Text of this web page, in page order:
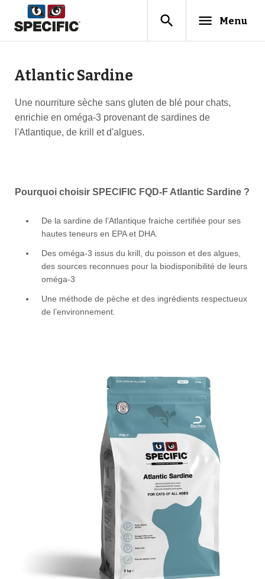
search menu Menu
Atlantic Sardine
Une nourriture sèche sans gluten de blé pour chats,
enrichie en oméga-3 provenant de sardines de
l'Atlantique, de krill et d'algues.
Pourquoi choisir SPECIFIC FQD-F Atlantic Sardine ?
De la sardine de l’Atlantique fraiche certifiée pour ses
hautes teneurs en EPA et DHA.
Des oméga-3 issus du krill, du poisson et des algues,
des sources reconnues pour la biodisponibilité de leurs
oméga-3
Une méthode de pèche et des ingrédients respectueux
de l’environnement.